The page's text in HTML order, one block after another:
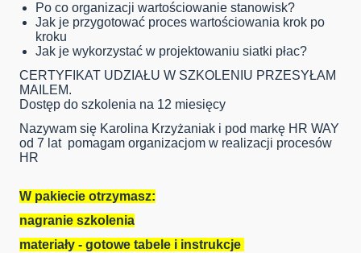
Po co organizacji wartościowanie stanowisk?
Jak je przygotować proces wartościowania krok po
kroku
Jak je wykorzystać w projektowaniu siatki płac?
CERTYFIKAT UDZIAŁU W SZKOLENIU PRZESYŁAM
MAILEM.
Dostęp do szkolenia na 12 miesięcy
Nazywam się Karolina Krzyżaniak i pod markę HR WAY
od 7 lat pomagam organizacjom w realizacji procesów
HR
W pakiecie otrzymasz:
nagranie szkolenia
materiały - gotowe tabele i instrukcje